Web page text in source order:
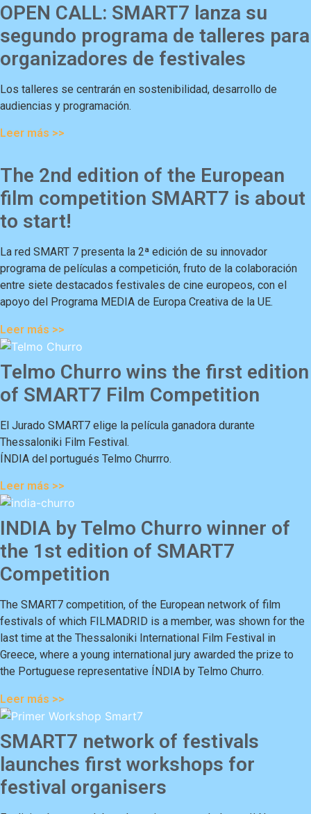
OPEN CALL: SMART7 lanza su
segundo programa de talleres para
organizadores de festivales
Los talleres se centrarán en sostenibilidad, desarrollo de
audiencias y programación.
Leer más >>
The 2nd edition of the European
film competition SMART7 is about
to start!
La red SMART 7 presenta la 2ª edición de su innovador
programa de películas a competición, fruto de la colaboración
entre siete destacados festivales de cine europeos, con el
apoyo del Programa MEDIA de Europa Creativa de la UE.
Leer más >>
Telmo Churro wins the first edition
of SMART7 Film Competition
El Jurado SMART7 elige la película ganadora durante
Thessaloniki Film Festival.
ÍNDIA del portugués Telmo Churrro.
Leer más >>
INDIA by Telmo Churro winner of
the 1st edition of SMART7
Competition
The SMART7 competition, of the European network of film
festivals of which FILMADRID is a member, was shown for the
last time at the Thessaloniki International Film Festival in
Greece, where a young international jury awarded the prize to
the Portuguese representative ÍNDIA by Telmo Churro.
Leer más >>
SMART7 network of festivals
launches first workshops for
festival organisers